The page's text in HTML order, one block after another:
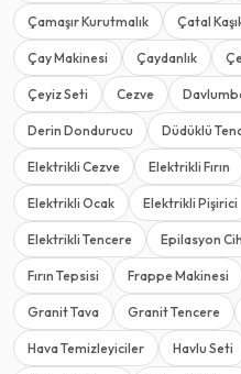
Çamaşır Kurutmalık Çatal
Çay Makinesi Çaydanlık
Çeyiz Seti Cezve
Derin Dondurucu Düdüklü
Elektrikli Cezve Elektrikli Fırın
Elektrikli Ocak Elektrikli Pişirici
Elektrikli Tencere Epilasyon
Fırın Tepsisi Frappe Makinesi
Granit Tava Granit Tencere
Hava Temizleyiciler Havlu Seti